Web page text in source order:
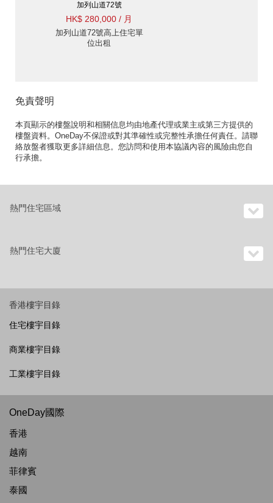
加列山道72號
HK$ 280,000 / 月
加列山道72號高上住宅單
位出租
免責聲明
本頁顯示的樓盤說明和相關信息均由地產代理或業主或第三方提供的
樓盤資料。OneDay不保證或對其準確性或完整性承擔任何責任。請聯
絡放盤者獲取更多詳細信息。您訪問和使用本協議內容的風險由您自
行承擔。
熱門住宅區域
熱門住宅大廈
香港樓宇目錄
住宅樓宇目錄
商業樓宇目錄
工業樓宇目錄
OneDay國際
香港
越南
菲律賓
泰國